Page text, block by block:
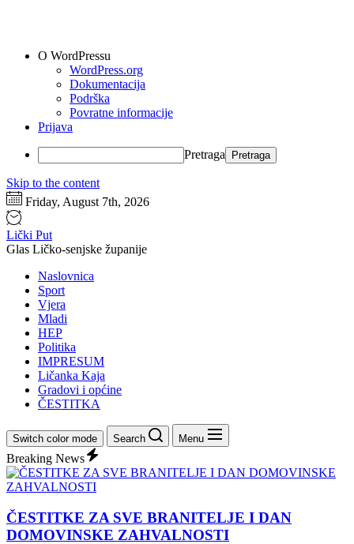
O WordPressu
WordPress.org
Dokumentacija
Podrška
Povratne informacije
Prijava
Pretraga
Skip to the content
Friday, August 7th, 2026
Lički Put
Glas Ličko-senjske županije
Naslovnica
Sport
Vjera
Mladi
HEP
Politika
IMPRESUM
Ličanka Kaja
Gradovi i općine
ČESTITKA
Switch color mode Search Menu
Breaking News
ČESTITKE ZA SVE BRANITELJE I DAN
DOMOVINSKE ZAHVALNOSTI